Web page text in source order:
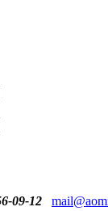
09-12